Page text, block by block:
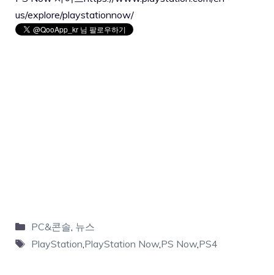
us/explore/playstationnow/
PC&콘솔, 뉴스
PlayStation,PlayStation Now,PS Now,PS4